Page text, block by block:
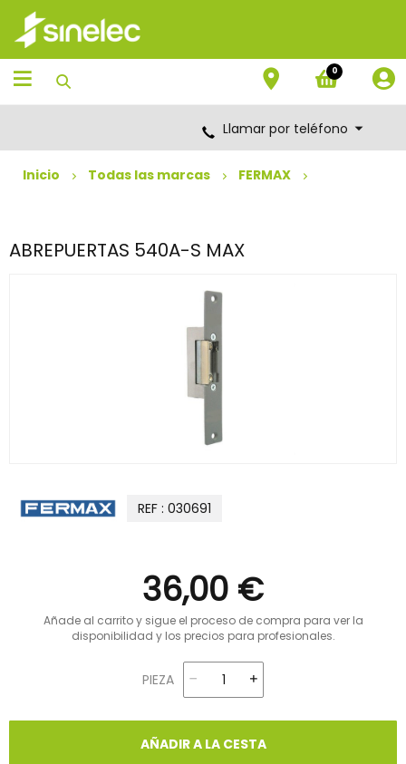
Saltar
contenido
Saltar
menú
de
navegación
0
Llamar por teléfono
Inicio Todas las marcas FERMAX
ABREPUERTAS 540A-S MAX
REF : 030691
36,00 €
Añade al carrito y sigue el proceso de compra para ver la
disponibilidad y los precios para profesionales.
PIEZA
AÑADIR A LA CESTA